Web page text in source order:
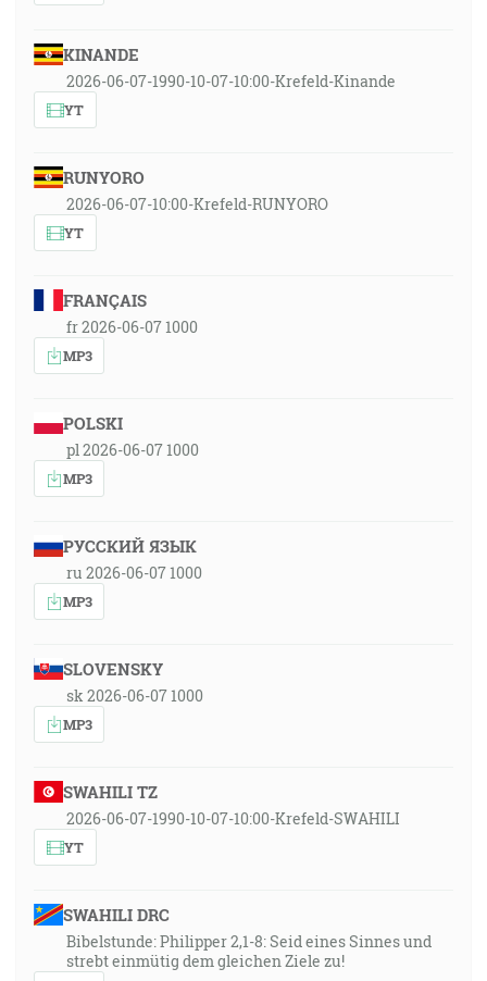
KINANDE
2026-06-07-1990-10-07-10:00-Krefeld-Kinande
YT
RUNYORO
2026-06-07-10:00-Krefeld-RUNYORO
YT
FRANÇAIS
fr 2026-06-07 1000
MP3
POLSKI
pl 2026-06-07 1000
MP3
РУССКИЙ ЯЗЫК
ru 2026-06-07 1000
MP3
SLOVENSKY
sk 2026-06-07 1000
MP3
SWAHILI TZ
2026-06-07-1990-10-07-10:00-Krefeld-SWAHILI
YT
SWAHILI DRC
Bibelstunde: Philipper 2,1-8: Seid eines Sinnes und
strebt einmütig dem gleichen Ziele zu!